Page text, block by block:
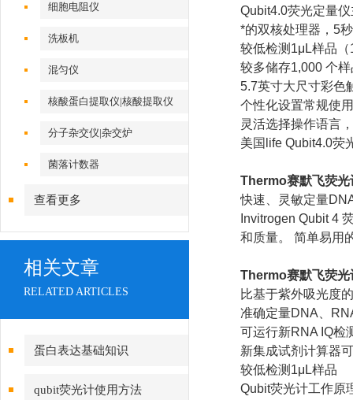
细胞电阻仪
洗板机
混匀仪
核酸蛋白提取仪|核酸提取仪
分子杂交仪|杂交炉
菌落计数器
查看更多
相关文章
RELATED ARTICLES
蛋白表达基础知识
qubit荧光计使用方法
Qubit4.0荧光定量
*的双核处理器，5
较低检测1μL样品
较多储存1,000 个
5.7英寸大尺寸彩色
个性化设置常规使
灵活选择操作语言
美国life Qubit4.0荧
Thermo赛默飞荧光
快速、灵敏定量
Invitrogen Qubit 4
和质量。 简单易用
Thermo赛默飞荧光
比基于紫外吸光度
准确定量DNA、
可运行新RNA IQ检
新集成试剂计算器
较低检测1μL样品
Qubit荧光计工作原